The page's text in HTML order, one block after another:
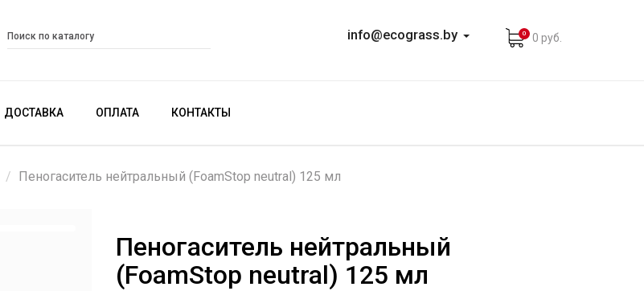
0 0 руб.
info@ecograss.by
ДОСТАВКА ОПЛАТА КОНТАКТЫ
Пеногаситель нейтральный (FoamStop neutral) 125 мл
Пеногаситель нейтральный
(FoamStop neutral) 125 мл